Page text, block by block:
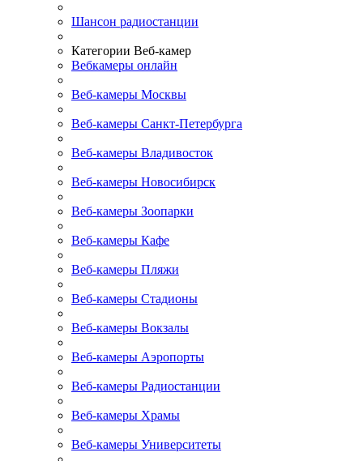
Шансон радиостанции
Категории Веб-камер
Вебкамеры онлайн
Веб-камеры Москвы
Веб-камеры Санкт-Петербурга
Веб-камеры Владивосток
Веб-камеры Новосибирск
Веб-камеры Зоопарки
Веб-камеры Кафе
Веб-камеры Пляжи
Веб-камеры Стадионы
Веб-камеры Вокзалы
Веб-камеры Аэропорты
Веб-камеры Радиостанции
Веб-камеры Храмы
Веб-камеры Университеты